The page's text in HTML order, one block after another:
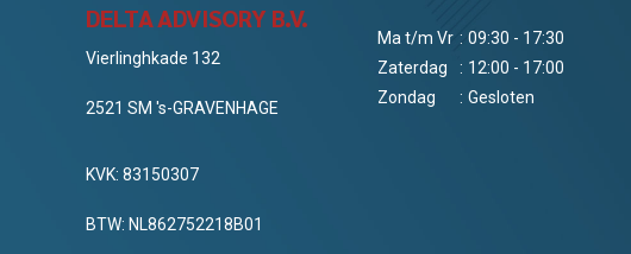
DELTA ADVISORY B.V.
Vierlinghkade 132
2521 SM 's-GRAVENHAGE
KVK: 83150307
BTW: NL862752218B01
Ma t/m Vr : 09:30 - 17:30
Zaterdag
: 12:00 - 17:00
Zondag
: Gesloten